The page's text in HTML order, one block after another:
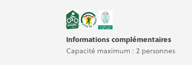
Informations complémentaires
Capacité maximum : 2 personnes